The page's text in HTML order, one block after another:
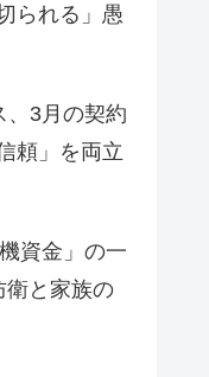
られる」愚
、3月の契約
頼」を両立
資金」の一
衛と家族の